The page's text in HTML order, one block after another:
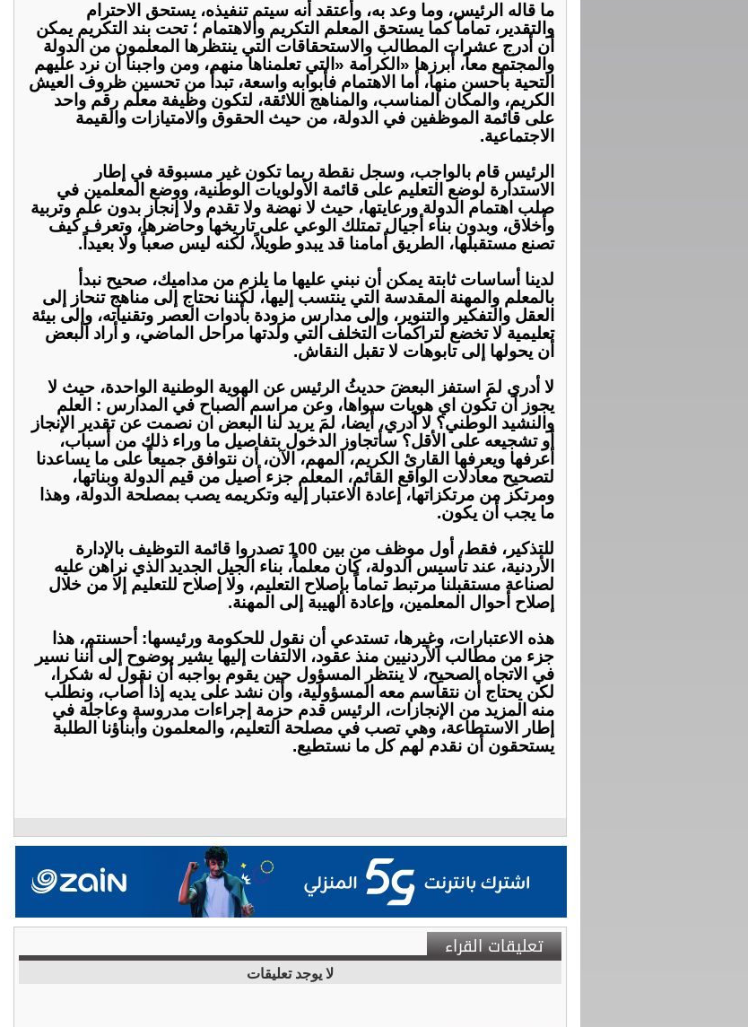
‏ما قاله الرئيس، وما وعد به، وأعتقد أنه سيتم تنفيذه، يستحق الاحترام
والتقدير، تماماً كما يستحق المعلم التكريم والاهتمام ؛ تحت بند التكريم يمكن
أن أدرج عشرات المطالب والاستحقاقات التي ينتظرها المعلمون من الدولة
والمجتمع معاً، أبرزها «الكرامة «التي تعلمناها منهم، ومن واجبنا أن نرد عليهم
التحية بأحسن منها، أما الاهتمام فأبوابه واسعة، تبدأ من تحسين ظروف العيش
الكريم، والمكان المناسب، والمناهج اللائقة، لتكون وظيفة معلم رقم واحد
على قائمة الموظفين في الدولة، من حيث الحقوق والامتيازات والقيمة
الاجتماعية.
‏الرئيس قام بالواجب، وسجل نقطة ربما تكون غير مسبوقة في إطار
الاستدارة لوضع التعليم على قائمة الأولويات الوطنية، ووضع المعلمين في
صلب اهتمام الدولة ورعايتها، حيث لا نهضة ولا تقدم ولا إنجاز بدون علم وتربية
وأخلاق، وبدون بناء أجيال تمتلك الوعي على تاريخها وحاضرها، وتعرف كيف
تصنع مستقبلها، الطريق أمامنا قد يبدو طويلاً، لكنه ليس صعباً ولا بعيداً.
‏لدينا أساسات ثابتة يمكن أن نبني عليها ما يلزم من مداميك، صحيح نبدأ
بالمعلم والمهنة المقدسة التي ينتسب إليها، لكننا نحتاج إلى مناهج تنحاز إلى
العقل والتفكير والتنوير، وإلى مدارس مزودة بأدوات العصر وتقنياته، وإلى بيئة
تعليمية لا تخضع لتراكمات التخلف التي ولدتها مراحل الماضي، و أراد البعض
أن يحولها إلى تابوهات لا تقبل النقاش.
‏لا أدري لمَ استفز البعضَ حديثُ الرئيس عن الهوية الوطنية الواحدة، حيث لا
يجوز أن تكون اي هويات سواها، وعن مراسم الصباح في المدارس : العلم
والنشيد الوطني؟ لا أدري، أيضا، لمَ يريد لنا البعض ان نصمت عن تقدير الإنجاز
أو تشجيعه على الأقل؟ سأتجاوز الدخول بتفاصيل ما وراء ذلك من أسباب،
أعرفها ويعرفها القارئ الكريم، المهم، الآن، أن نتوافق جميعاً على ما يساعدنا
لتصحيح معادلات الواقع القائم، المعلم جزء أصيل من قيم الدولة وبناتها،
ومرتكز من مرتكزاتها، إعادة الاعتبار إليه وتكريمه يصب بمصلحة الدولة، وهذا
ما يجب أن يكون.
‏للتذكير، فقط، أول موظف من بين 100 تصدروا قائمة التوظيف بالإدارة
الأردنية، عند تأسيس الدولة، كان معلماً، بناء الجيل الجديد الذي نراهن عليه
لصناعة مستقبلنا مرتبط تماماً بإصلاح التعليم، ولا إصلاح للتعليم إلا من خلال
إصلاح أحوال المعلمين، وإعادة الهيبة إلى المهنة.
‏هذه الاعتبارات، وغيرها، تستدعي أن نقول للحكومة ورئيسها: أحسنتم، هذا
جزء من مطالب الأردنيين منذ عقود، الالتفات إليها يشير بوضوح إلى أننا نسير
في الاتجاه الصحيح، لا ينتظر المسؤول حين يقوم بواجبه أن نقول له شكرا،
لكن يحتاج أن نتقاسم معه المسؤولية، وأن نشد على يديه إذا أصاب، ونطلب
منه المزيد من الإنجازات، الرئيس قدم حزمة إجراءات مدروسة وعاجلة في
إطار الاستطاعة، وهي تصب في مصلحة التعليم، والمعلمون وأبناؤنا الطلبة
يستحقون أن نقدم لهم كل ما نستطيع.
تعليقات القراء
لا يوجد تعليقات